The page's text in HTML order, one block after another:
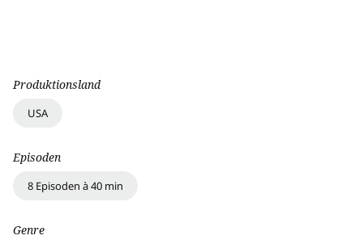
Produktionsland
USA
Episoden
8 Episoden à 40 min
Genre